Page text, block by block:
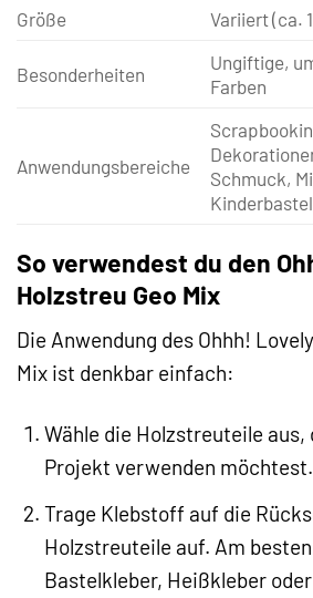
Größe
Variiert (ca.
Besonderheiten
Ungiftige,
Farben
Anwendungsbereiche
Schmuck,
So verwendest du den
Holzstreu Geo Mix
Die Anwendung des Ohhh!
Mix ist denkbar einfach:
Wähle die Holzstreuteile aus,
Projekt verwenden möchtest.
Trage Klebstoff auf die
Holzstreuteile auf. Am
Bastelkleber, Heißkleber